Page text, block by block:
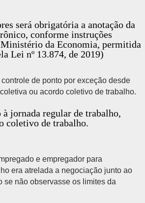
será obrigatória a anotação da
conforme instruções
da Economia, permitida
Lei nº 13.874, de 2019)
de ponto por exceção desde
ou acordo coletivo de trabalho.
jornada regular de trabalho,
coletivo de trabalho.
e empregador para
era atrelada a negociação junto ao
se não observasse os limites da